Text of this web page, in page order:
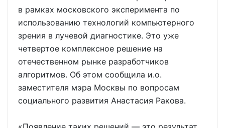
в рамках московского эксперимента по
использованию технологий компьютерного
зрения в лучевой диагностике. Это уже
четвертое комплексное решение на
отечественном рынке разработчиков
алгоритмов. Об этом сообщила и.о.
заместителя мэра Москвы по вопросам
социального развития Анастасия Ракова.